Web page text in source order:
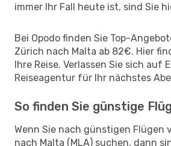
immer Ihr Fall heute ist, sind Sie
Bei Opodo finden Sie Top-
Zürich nach Malta ab 82€. Hier
Ihre Reise. Verlassen Sie sich auf
Reiseagentur für Ihr nächstes
So finden Sie günstige
Wenn Sie nach günstigen Flügen
nach Malta (MLA) suchen, dann